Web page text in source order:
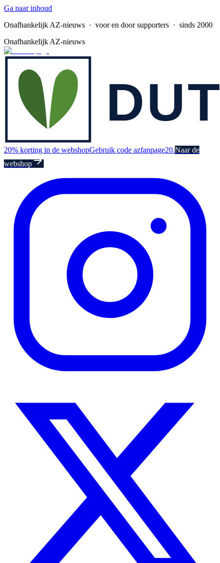
Ga naar inhoud
Onafhankelijk AZ-nieuws · voor en door supporters · sinds 2000
Onafhankelijk AZ-nieuws
20% korting in de webshopGebruik code azfanpage20.Naar de
webshop